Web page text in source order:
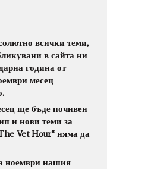
всички теми,
в сайта ни
година от
месец
ще бъде почивен
и нови теми за
Vet Hour“няма да
ноември нашия